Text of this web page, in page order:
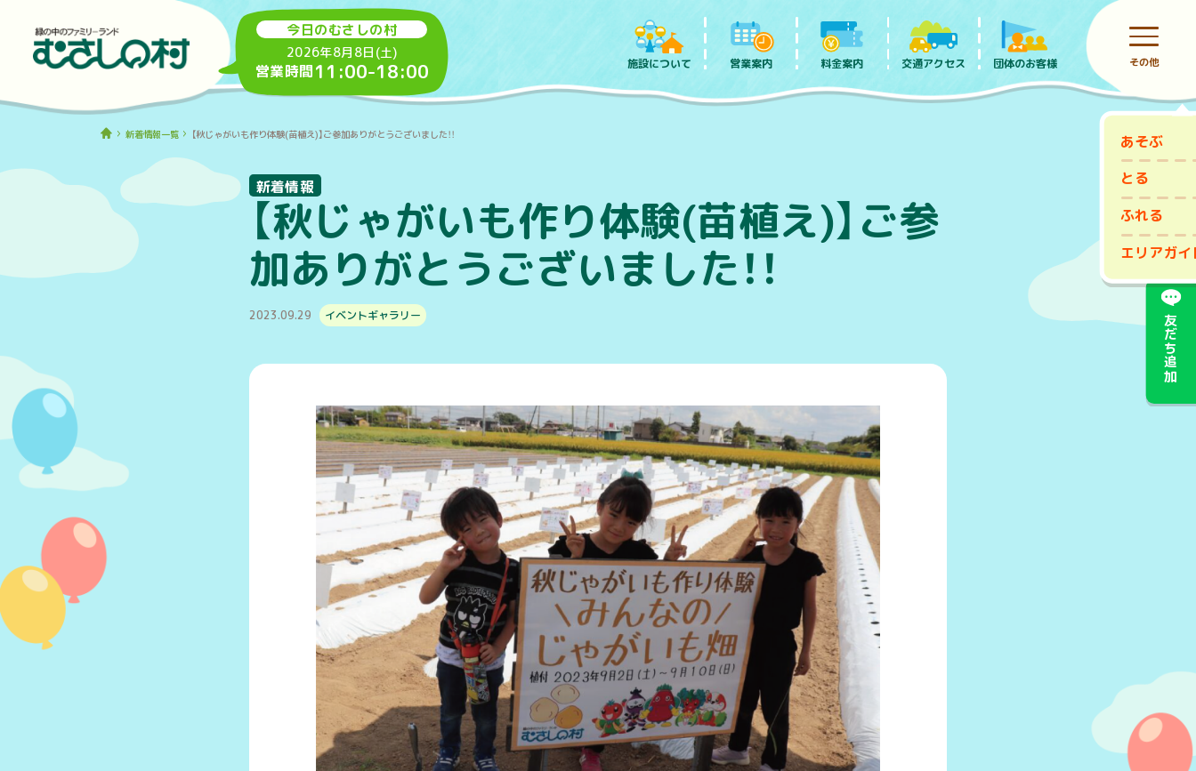
今日のむさしの村
2026年8月8日(土)
営業時間11:00-18:00 施設について
あそぶ
とる
ふれる
エリアガイ
営業案内 料金案内 交通アクセス 団体のお客様 その他
前売りチケット
友だち追加
新着情報一覧 【秋じゃがいも作り体験(苗植え)】ご参加ありがとうございました！！
【秋じゃがいも作り体験(苗植え)】ご参
加ありがとうございました！！
新着情報
2023.09.29 イベントギャラリー